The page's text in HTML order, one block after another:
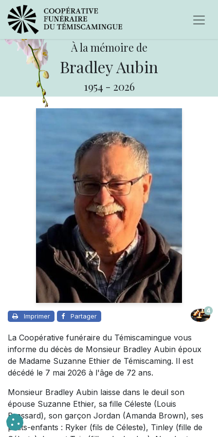
À la mémoire de
Bradley Aubin
1954 - 2026
Imprimer Partager
4
La Coopérative funéraire du Témiscamingue vous
informe du décès de Monsieur Bradley Aubin époux
de Madame Suzanne Ethier de Témiscaming. Il est
décédé le 7 mai 2026 à l'âge de 72 ans.
Monsieur Bradley Aubin laisse dans le deuil son
épouse Suzanne Ethier, sa fille Céleste (Louis
Brassard), son garçon Jordan (Amanda Brown), ses
petits-enfants : Ryker (fils de Céleste), Tinley (fille de